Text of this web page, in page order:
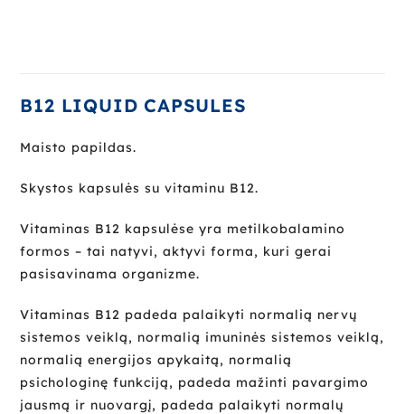
B12 LIQUID CAPSULES
Maisto papildas.
Skystos kapsulės su vitaminu B12.
Vitaminas B12 kapsulėse yra metilkobalamino
formos – tai natyvi, aktyvi forma, kuri gerai
pasisavinama organizme.
Vitaminas B12 padeda palaikyti normalią nervų
sistemos veiklą, normalią imuninės sistemos veiklą,
normalią energijos apykaitą, normalią
psichologinę funkciją, padeda mažinti pavargimo
jausmą ir nuovargį, padeda palaikyti normalų